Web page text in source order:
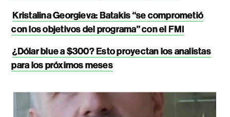
Kristalina Georgieva: Batakis “se comprometió
con los objetivos del programa” con el FMI
¿Dólar blue a $300? Esto proyectan los analistas
para los próximos meses